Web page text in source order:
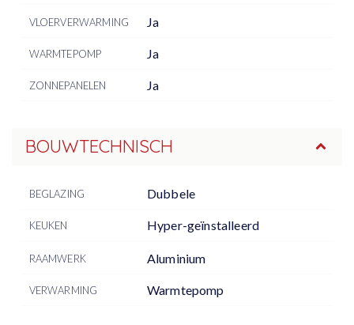
VLOERVERWARMING Ja
WARMTEPOMP Ja
ZONNEPANELEN Ja
BOUWTECHNISCH
BEGLAZING Dubbele
KEUKEN Hyper-geïnstalleerd
RAAMWERK Aluminium
VERWARMING Warmtepomp